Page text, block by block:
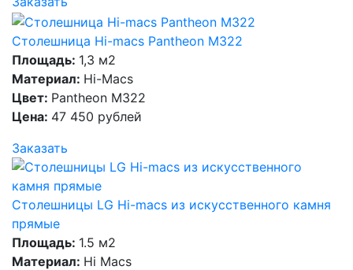
Столешница Hi-macs Pantheon M322
Площадь: 1,3 м2
Материал: Hi-Macs
Цвет: Pantheon M322
Цена: 47 450 рублей
Заказать
Столешницы LG Hi-macs из искусственного камня
прямые
Площадь: 1.5 м2
Материал: Hi Macs